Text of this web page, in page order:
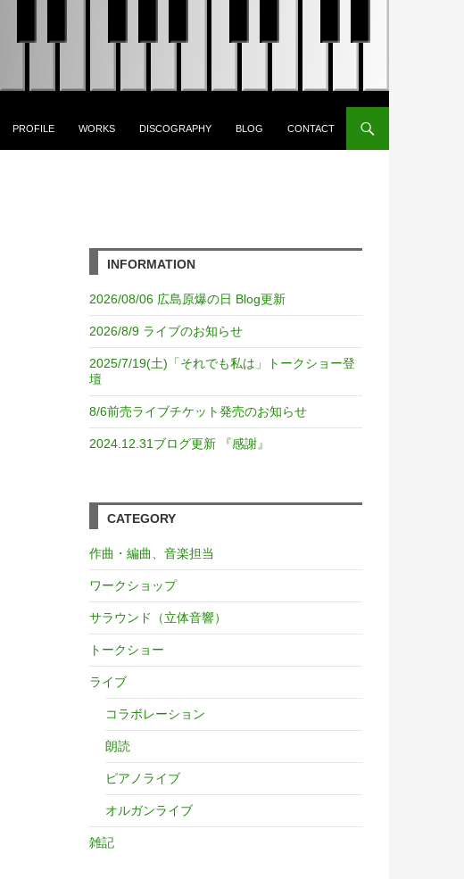
PROFILE WORKS DISCOGRAPHY BLOG CONTACT
INFORMATION
2026/08/06 広島原爆の日 Blog更新
2026/8/9 ライブのお知らせ
2025/7/19(土)「それでも私は」トークショー登
壇
8/6前売ライブチケット発売のお知らせ
2024.12.31ブログ更新 『感謝』
CATEGORY
作曲・編曲、音楽担当
ワークショップ
サラウンド（立体音響）
トークショー
ライブ
コラボレーション
朗読
ピアノライブ
オルガンライブ
雑記